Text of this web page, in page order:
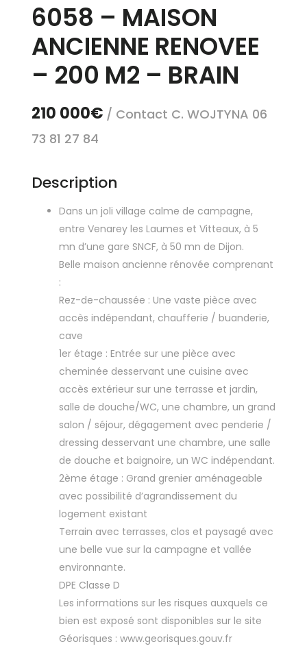
6058 – MAISON
ANCIENNE RENOVEE
– 200 M2 – BRAIN
210 000€ / Contact C. WOJTYNA 06
73 81 27 84
Description
Dans un joli village calme de campagne,
entre Venarey les Laumes et Vitteaux, à 5
mn d’une gare SNCF, à 50 mn de Dijon.
Belle maison ancienne rénovée comprenant
:
Rez-de-chaussée : Une vaste pièce avec
accès indépendant, chaufferie / buanderie,
cave
1er étage : Entrée sur une pièce avec
cheminée desservant une cuisine avec
accès extérieur sur une terrasse et jardin,
salle de douche/WC, une chambre, un grand
salon / séjour, dégagement avec penderie /
dressing desservant une chambre, une salle
de douche et baignoire, un WC indépendant.
2ème étage : Grand grenier aménageable
avec possibilité d’agrandissement du
logement existant
Terrain avec terrasses, clos et paysagé avec
une belle vue sur la campagne et vallée
environnante.
DPE Classe D
Les informations sur les risques auxquels ce
bien est exposé sont disponibles sur le site
Géorisques : www.georisques.gouv.fr